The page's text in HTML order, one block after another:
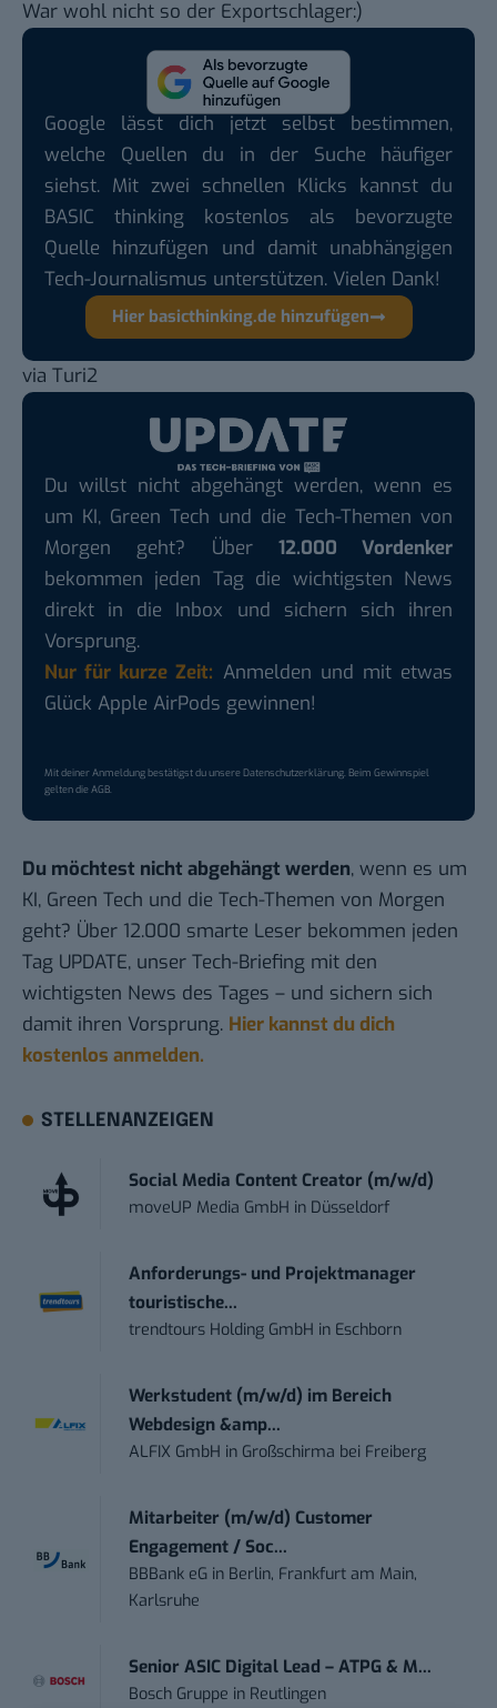
War wohl nicht so der Exportschlager:)
Google lässt dich jetzt selbst bestimmen,
welche Quellen du in der Suche häufiger
siehst. Mit zwei schnellen Klicks kannst du
BASIC thinking kostenlos als bevorzugte
Quelle hinzufügen und damit unabhängigen
Tech-Journalismus unterstützen. Vielen Dank!
Hier basicthinking.de hinzufügen
via Turi2
Du willst nicht abgehängt werden, wenn es
um KI, Green Tech und die Tech-Themen von
Morgen geht? Über 12.000 Vordenker
bekommen jeden Tag die wichtigsten News
direkt in die Inbox und sichern sich ihren
Vorsprung.
Nur für kurze Zeit: Anmelden und mit etwas
Glück Apple AirPods gewinnen!
Mit deiner Anmeldung bestätigst du unsereDatenschutzerklärung. Beim Gewinnspiel
gelten dieAGB.
Du möchtest nicht abgehängt werden, wenn es um
KI, Green Tech und die Tech-Themen von Morgen
geht? Über 12.000 smarte Leser bekommen jeden
Tag UPDATE, unser Tech-Briefing mit den
wichtigsten News des Tages – und sichern sich
damit ihren Vorsprung. Hier kannst du dich
kostenlos anmelden.
STELLENANZEIGEN
Social Media Content Creator (m/w/d)
moveUP Media GmbH in Düsseldorf
Anforderungs- und Projektmanager
touristische...
trendtours Holding GmbH in Eschborn
Werkstudent (m/w/d) im Bereich
Webdesign &amp...
ALFIX GmbH in Großschirma bei Freiberg
Mitarbeiter (m/w/d) Customer
Engagement / Soc...
BBBank eG in Berlin, Frankfurt am Main,
Karlsruhe
Senior ASIC Digital Lead – ATPG & M...
Bosch Gruppe in Reutlingen